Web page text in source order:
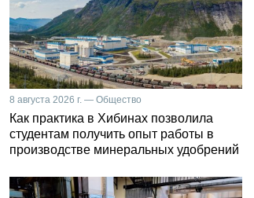
8 августа 2026 г. — Общество
Как практика в Хибинах позволила
студентам получить опыт работы в
производстве минеральных удобрений